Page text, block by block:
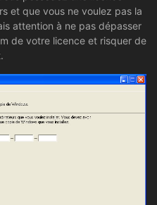
et que vous ne voulez pas la
attention à ne pas dépasser
de votre licence et risquer de